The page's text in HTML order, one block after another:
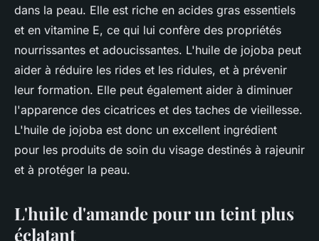
dans la peau. Elle est riche en acides gras essentiels
et en vitamine E, ce qui lui confère des propriétés
nourrissantes et adoucissantes. L'huile de jojoba peut
aider à réduire les rides et les ridules, et à prévenir
leur formation. Elle peut également aider à diminuer
l'apparence des cicatrices et des taches de vieillesse.
L'huile de jojoba est donc un excellent ingrédient
pour les produits de soin du visage destinés à rajeunir
et à protéger la peau.
L'huile d'amande pour un teint plus
éclatant